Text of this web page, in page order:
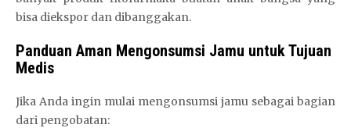
bisa diekspor dan dibanggakan.
Panduan Aman Mengonsumsi Jamu untuk Tujuan
Medis
Jika Anda ingin mulai mengonsumsi jamu sebagai bagian
dari pengobatan: